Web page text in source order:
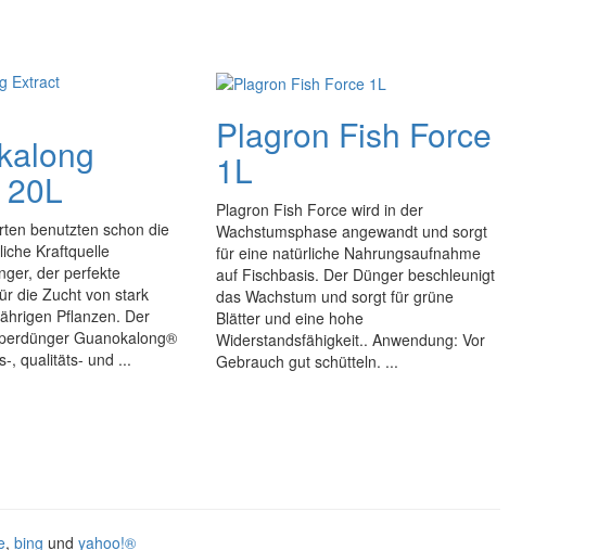
benutzten schon die
Kraftquelle
der perfekte
die Zucht von stark
Pflanzen. Der
Guanokalong®
, qualitäts- und ...
Plagron Fish Force
1L
Plagron Fish Force wird in der
Wachstumsphase angewandt und sorgt
für eine natürliche Nahrungsaufnahme
auf Fischbasis. Der Dünger beschleunigt
das Wachstum und sorgt für grüne
Blätter und eine hohe
Widerstandsfähigkeit.. Anwendung: Vor
Gebrauch gut schütteln. ...
, bing und yahoo!®